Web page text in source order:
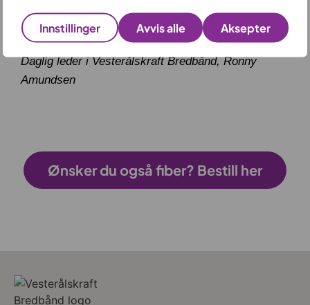
Innstillinger Avvis alle Aksepter
Daglig leder i Vesterålskraft Bredbånd, Ronny
Amundsen
Ønsker du også fiber? Bestill her